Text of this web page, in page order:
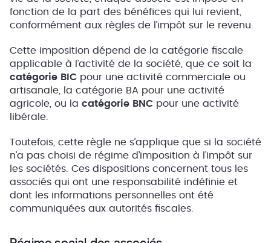
fonction de la part des bénéfices qui lui revient,
conformément aux règles de l’impôt sur le revenu.
Cette imposition dépend de la catégorie fiscale
applicable à l’activité de la société, que ce soit la
catégorie BIC pour une activité commerciale ou
artisanale, la catégorie BA pour une activité
agricole, ou la catégorie BNC pour une activité
libérale.
Toutefois, cette règle ne s’applique que si la société
n’a pas choisi de régime d’imposition à l’impôt sur
les sociétés. Ces dispositions concernent tous les
associés qui ont une responsabilité indéfinie et
dont les informations personnelles ont été
communiquées aux autorités fiscales.